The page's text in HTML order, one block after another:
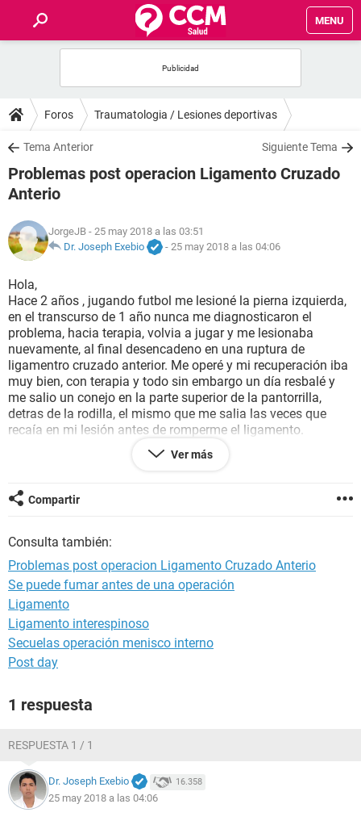
MENU
FOROS
SALUD
FAMILIA
NUTRICIÓN
SEXUALIDAD
GLOSARIO
Foros Traumatologia / Lesiones deportivas
Tema Anterior Siguiente Tema
Problemas post operacion Ligamento Cruzado
Anterio
JorgeJB - 25 may 2018 a las 03:51
Dr. Joseph Exebio
- 25 may 2018 a las 04:06
Hola,
Hace 2 años , jugando futbol me lesioné la pierna izquierda,
en el transcurso de 1 año nunca me diagnosticaron el
problema, hacia terapia, volvia a jugar y me lesionaba
nuevamente, al final desencadeno en una ruptura de
ligamentro cruzado anterior. Me operé y mi recuperación iba
muy bien, con terapia y todo sin embargo un día resbalé y
me salio un conejo en la parte superior de la pantorrilla,
detras de la rodilla, el mismo que me salia las veces que
recaía en mi lesión antes de romperme el ligamento.
A partir de ello me duele la parte superior de la pantorrilla,
me duele un poco la rodilla, al flexionar también, que podria
ser lo que tengo? Y que podría hacer?
Ver más
Compartir
Consulta también:
Problemas post operacion Ligamento Cruzado Anterio
Se puede fumar antes de una operación
Ligamento
Ligamento interespinoso
Secuelas operación menisco interno
Post day
1 respuesta
RESPUESTA 1 / 1
Dr. Joseph Exebio 16.358
25 may 2018 a las 04:06